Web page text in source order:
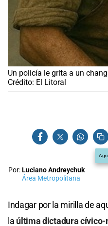
Un policía le grita a un
Crédito: El Litoral
Por:Luciano Andreychuk
Área Metropolitana
Indagar por la mirilla de
la última dictadura